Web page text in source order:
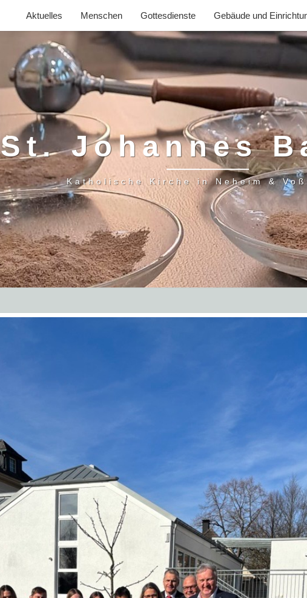
Aktuelles Menschen Gottesdienste Gebäude und
St. Johannes
Katholische Kirche in Neheim &